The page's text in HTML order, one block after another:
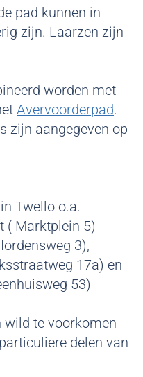
c
h
j
k
pad kunnen in
zijn. Laarzen zijn
worden met
Avervoorderpad.
zijn aangegeven op
Twello o.a.
( Marktplein 5)
3),
17a) en
53)
wild te voorkomen
delen van